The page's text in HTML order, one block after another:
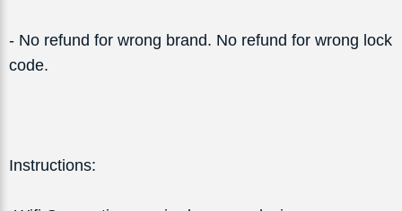
- No refund for wrong brand. No refund for wrong lock
code.
Instructions: